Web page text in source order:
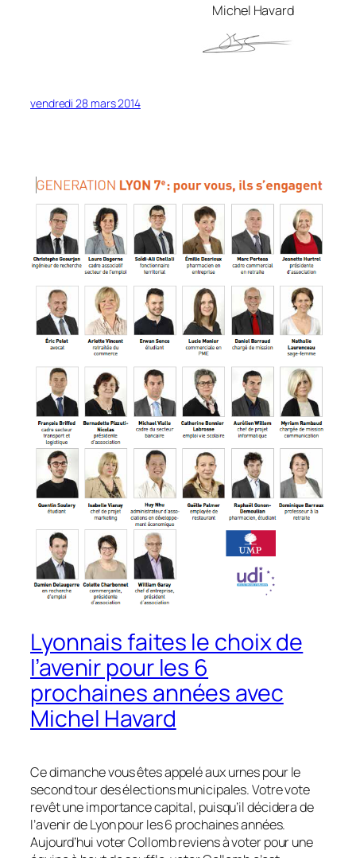
Michel Havard
vendredi 28 mars 2014
Lyonnais faites le choix de
l’avenir pour les 6
prochaines années avec
Michel Havard
Ce dimanche vous êtes appelé aux urnes pour le
second tour des élections municipales. Votre vote
revêt une importance capital, puisqu’il décidera de
l’avenir de Lyon pour les 6 prochaines années.
Aujourd’hui voter Collomb reviens à voter pour une